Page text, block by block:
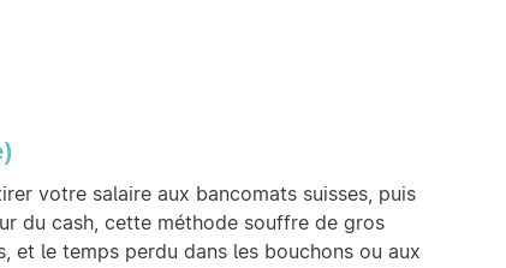
votre salaire aux bancomats suisses, puis
du cash, cette méthode souffre de gros
et le temps perdu dans les bouchons ou aux